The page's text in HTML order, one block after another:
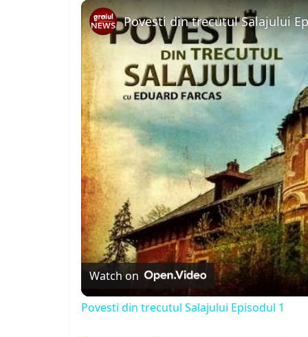
Unmute
Povesti din trecutul Salajului
Watch on
Povesti din trecutul Salajului Episodul 1